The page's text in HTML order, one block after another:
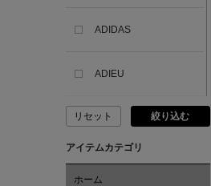
ADIDAS
ADIEU
ADLIN HUE
ADVISORY BOARD
CRYSTALS
リセット 絞り込む
アイテムカテゴリ
ホーム